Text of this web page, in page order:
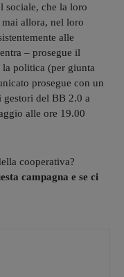
sociale, che la loro
allora, nel loro
alle
– prosegue il
politica (per giunta
prosegue con un
del BB 2.0 a
alle ore 19.00
cooperativa?
campagna e se ci